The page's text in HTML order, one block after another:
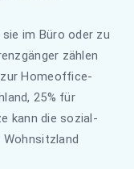
im Büro oder zu
zählen
Homeoffice-
25% für
kann die sozial-